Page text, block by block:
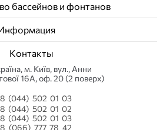
бассейнов и фонтанов
Контакты
м. Київ, вул., Анни
16А, оф. 20 (2 поверх)
(044) 502 01 03
(044) 502 01 02
(044) 502 01 03
(066) 777 78 42